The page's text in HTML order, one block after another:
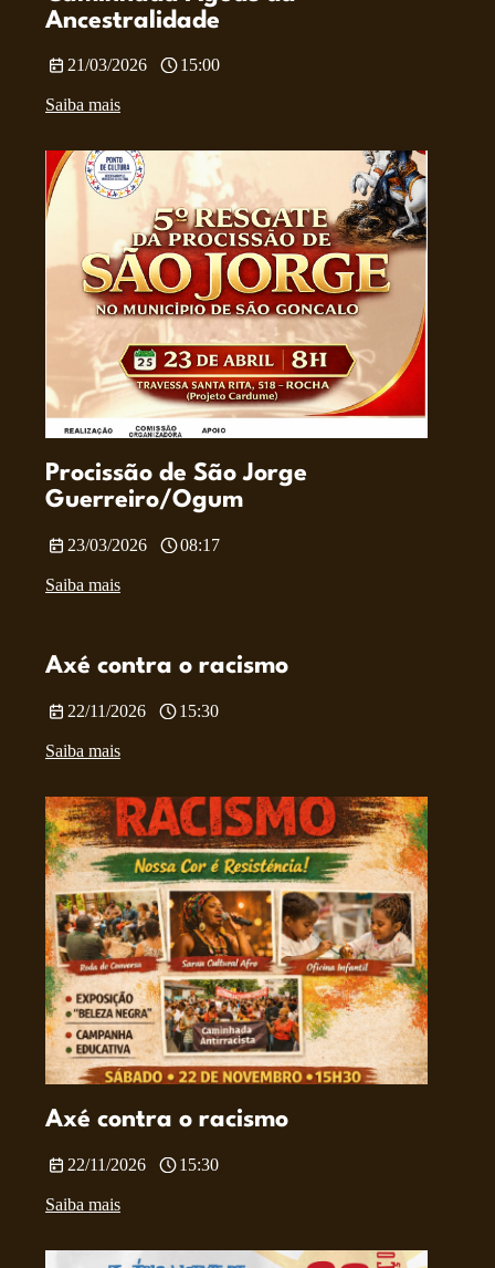
Ancestralidade
21/03/2026 15:00
Saiba mais
Procissão de São Jorge
Guerreiro/Ogum
23/03/2026 08:17
Saiba mais
Axé contra o racismo
22/11/2026 15:30
Saiba mais
Axé contra o racismo
22/11/2026 15:30
Saiba mais